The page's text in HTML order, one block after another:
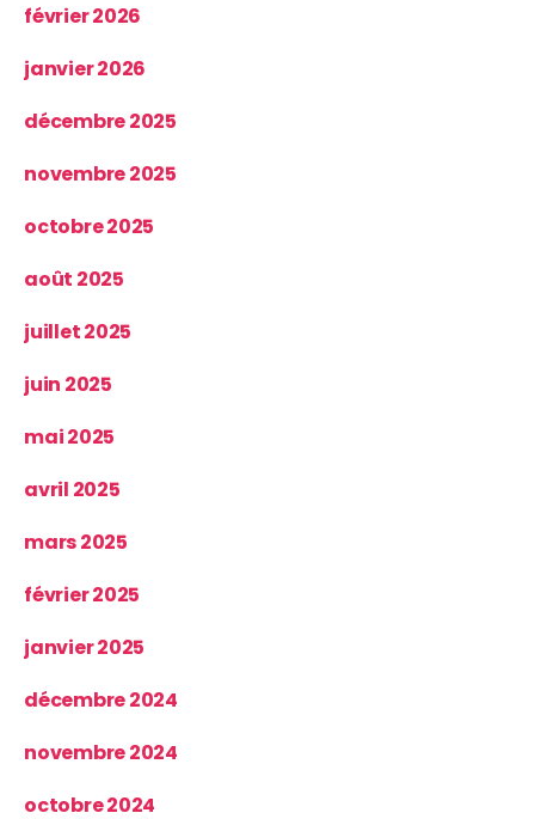
février 2026
janvier 2026
décembre 2025
novembre 2025
octobre 2025
août 2025
juillet 2025
juin 2025
mai 2025
avril 2025
mars 2025
février 2025
janvier 2025
décembre 2024
novembre 2024
octobre 2024